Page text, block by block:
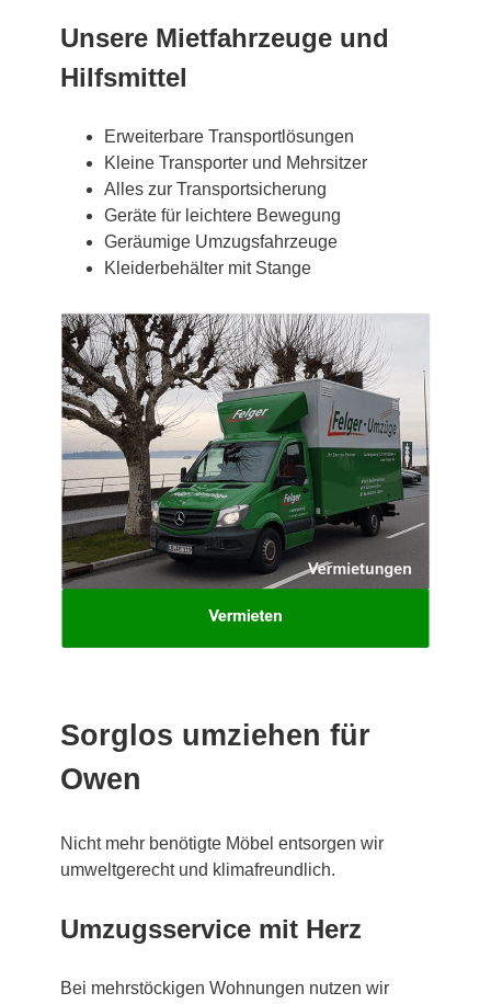
Unsere Mietfahrzeuge und
Hilfsmittel
Erweiterbare Transportlösungen
Kleine Transporter und Mehrsitzer
Alles zur Transportsicherung
Geräte für leichtere Bewegung
Geräumige Umzugsfahrzeuge
Kleiderbehälter mit Stange
Sorglos umziehen für
Owen
Nicht mehr benötigte Möbel entsorgen wir
umweltgerecht und klimafreundlich.
Umzugsservice mit Herz
Bei mehrstöckigen Wohnungen nutzen wir